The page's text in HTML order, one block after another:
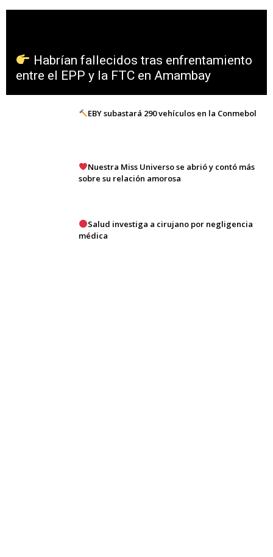
Habrían fallecidos tras enfrentamiento
entre el EPP y la FTC en Amambay
EBY subastará 290 vehículos en la Conmebol
Nuestra Miss Universo se abrió y contó más
sobre su relación amorosa
Salud investiga a cirujano por negligencia
médica